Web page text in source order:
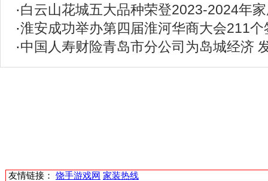
·白云山花城五大品种荣登2023-2024年
·淮安成功举办第四届淮河华商大会211
·中国人寿财险青岛市分公司为岛城经济
友情链接： 饶手游戏网 家装热线